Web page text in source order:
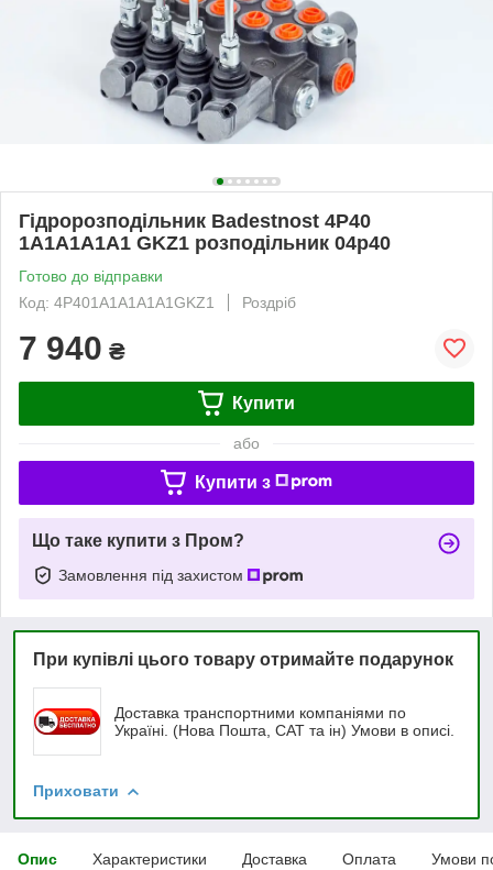
Гідророзподільник Badestnost 4Р40
1A1A1A1A1 GKZ1 розподільник 04p40
Готово до відправки
Код: 4P401A1A1A1A1GKZ1
Роздріб
7 940 ₴
Купити
або
Купити з
Що таке купити з Пром?
Замовлення під захистом
При купівлі цього товару отримайте подарунок
Доставка транспортними компаніями по
Україні. (Нова Пошта, САТ та ін) Умови в описі.
Приховати
Опис Характеристики Доставка Оплата Умови